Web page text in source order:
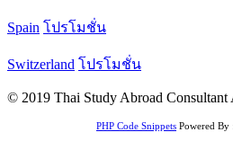
Spain โปรโมชั่น
Switzerland โปรโมชั่น
© 2019 Thai Study Abroad Consultant
PHP Code Snippets Powered By :